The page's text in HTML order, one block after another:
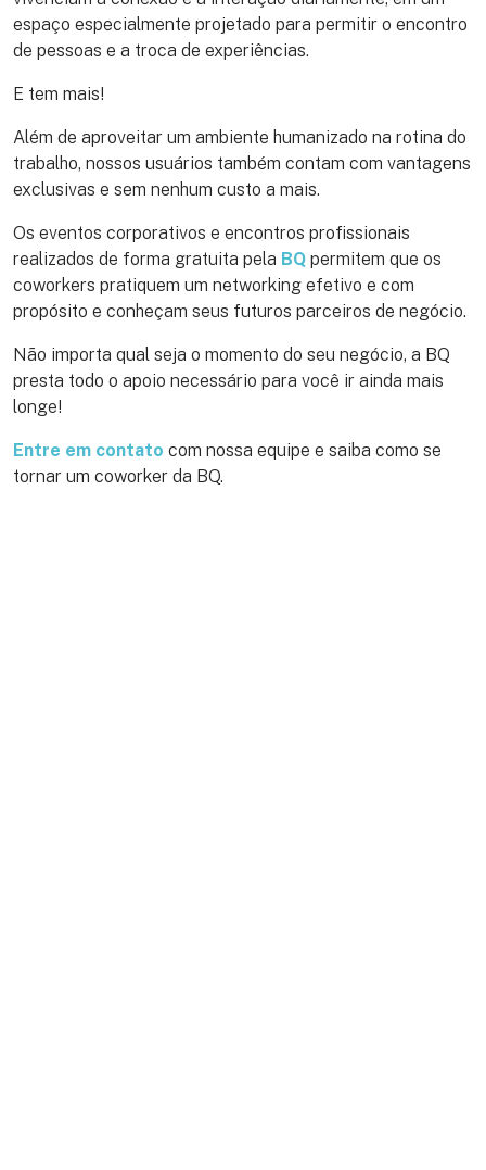
espaço especialmente projetado para permitir o encontro
de pessoas e a troca de experiências.
E tem mais!
Além de aproveitar um ambiente humanizado na rotina do
trabalho, nossos usuários também contam com vantagens
exclusivas e sem nenhum custo a mais.
Os eventos corporativos e encontros profissionais
realizados de forma gratuita pela BQ permitem que os
coworkers pratiquem um networking efetivo e com
propósito e conheçam seus futuros parceiros de negócio.
Não importa qual seja o momento do seu negócio, a BQ
presta todo o apoio necessário para você ir ainda mais
longe!
Entre em contato com nossa equipe e saiba como se
tornar um coworker da BQ.